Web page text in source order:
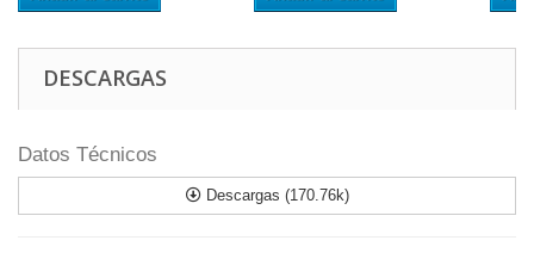
DESCARGAS
Datos Técnicos
Descargas (170.76k)